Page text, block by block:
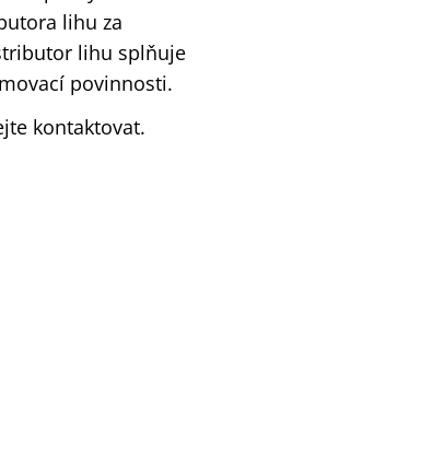
lihu za
lihu splňuje
povinnosti.
kontaktovat.